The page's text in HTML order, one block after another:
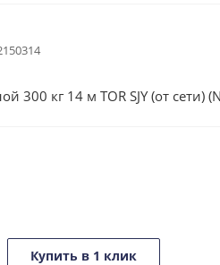
кг 14 м TOR SJY (от сети)
Купить в 1 клик